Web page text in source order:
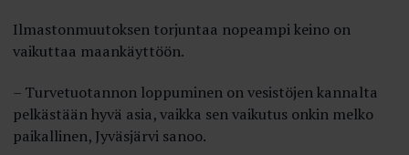
Ilmastonmuutoksen torjuntaa nopeampi keino on
vaikuttaa maankäyttöön.
– Turvetuotannon loppuminen on vesistöjen kannalta
pelkästään hyvä asia, vaikka sen vaikutus onkin melko
paikallinen, Jyväsjärvi sanoo.